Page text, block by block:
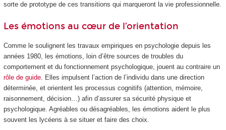
sorte de prototype de ces transitions qui marqueront la vie professionnelle.
Les émotions au cœur de l’orientation
Comme le soulignent les travaux empiriques en psychologie depuis les
années 1980, les émotions, loin d’être sources de troubles du
comportement et du fonctionnement psychologique, jouent au contraire un
rôle de guide. Elles impulsent l’action de l’individu dans une direction
déterminée, et orientent les processus cognitifs (attention, mémoire,
raisonnement, décision…) afin d’assurer sa sécurité physique et
psychologique. Agréables ou désagréables, les émotions aident le plus
souvent les lycéens à se situer et faire des choix.